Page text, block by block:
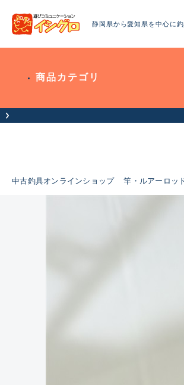
静岡県から愛知県を中心に
商品カテゴリ
中古釣具オンラインショップ 竿・ルアーロッ